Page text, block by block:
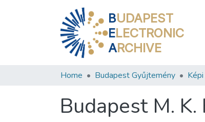
BUDAPEST
ELECTRONIC
ARCHIVE
Home Budapest Gyűjtemény
Budapest M.